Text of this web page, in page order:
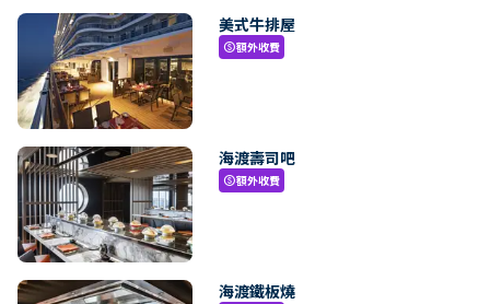
美式牛排屋
paid額外收費
海渡壽司吧
paid額外收費
海渡鐵板燒